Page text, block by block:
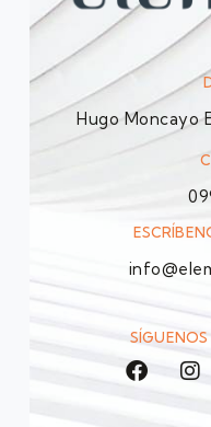
Hugo Moncayo
SÍGUENOS